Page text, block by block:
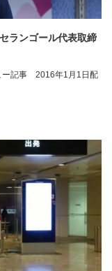
ランゴール代表取締
ー記事 2016年1月1日配